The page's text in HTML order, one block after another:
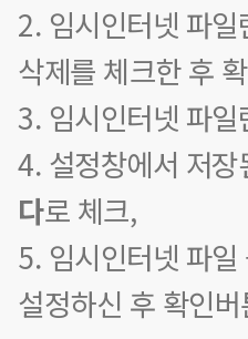
2. 임시인터넷 파
삭제를 체크한 후
3. 임시인터넷 파
4. 설정창에서 저
다로 체크,
5. 임시인터넷 파
설정하신 후 확인